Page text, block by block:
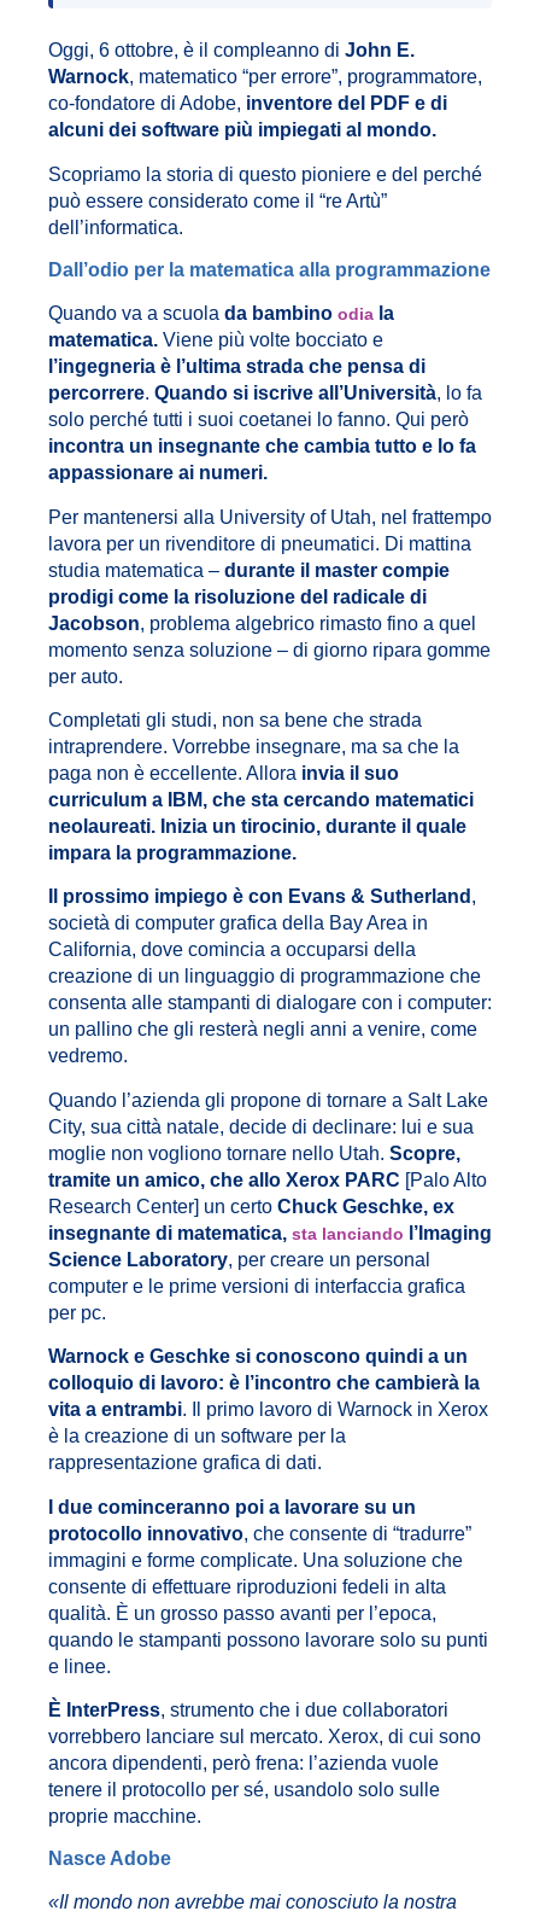
Oggi, 6 ottobre, è il compleanno di John E.
Warnock, matematico “per errore”, programmatore,
co-fondatore di Adobe, inventore del PDF e di
alcuni dei software più impiegati al mondo.
Scopriamo la storia di questo pioniere e del perché
può essere considerato come il “re Artù”
dell’informatica.
Dall’odio per la matematica alla programmazione
Quando va a scuola da bambino odia la
matematica. Viene più volte bocciato e
l’ingegneria è l’ultima strada che pensa di
percorrere. Quando si iscrive all’Università, lo fa
solo perché tutti i suoi coetanei lo fanno. Qui però
incontra un insegnante che cambia tutto e lo fa
appassionare ai numeri.
Per mantenersi alla University of Utah, nel frattempo
lavora per un rivenditore di pneumatici. Di mattina
studia matematica – durante il master compie
prodigi come la risoluzione del radicale di
Jacobson, problema algebrico rimasto fino a quel
momento senza soluzione – di giorno ripara gomme
per auto.
Completati gli studi, non sa bene che strada
intraprendere. Vorrebbe insegnare, ma sa che la
paga non è eccellente. Allora invia il suo
curriculum a IBM, che sta cercando matematici
neolaureati. Inizia un tirocinio, durante il quale
impara la programmazione.
Il prossimo impiego è con Evans & Sutherland ,
società di computer grafica della Bay Area in
California, dove comincia a occuparsi della
creazione di un linguaggio di programmazione che
consenta alle stampanti di dialogare con i computer:
un pallino che gli resterà negli anni a venire, come
vedremo.
Quando l’azienda gli propone di tornare a Salt Lake
City, sua città natale, decide di declinare: lui e sua
moglie non vogliono tornare nello Utah. Scopre,
tramite un amico, che allo Xerox PARC [Palo Alto
Research Center] un certo Chuck Geschke, ex
insegnante di matematica, sta lanciando l’Imaging
Science Laboratory, per creare un personal
computer e le prime versioni di interfaccia grafica
per pc.
Warnock e Geschke si conoscono quindi a un
colloquio di lavoro: è l’incontro che cambierà la
vita a entrambi. Il primo lavoro di Warnock in Xerox
è la creazione di un software per la
rappresentazione grafica di dati.
I due cominceranno poi a lavorare su un
protocollo innovativo, che consente di “tradurre”
immagini e forme complicate. Una soluzione che
consente di effettuare riproduzioni fedeli in alta
qualità. È un grosso passo avanti per l’epoca,
quando le stampanti possono lavorare solo su punti
e linee.
È InterPress, strumento che i due collaboratori
vorrebbero lanciare sul mercato. Xerox, di cui sono
ancora dipendenti, però frena: l’azienda vuole
tenere il protocollo per sé, usandolo solo sulle
proprie macchine.
Nasce Adobe
«Il mondo non avrebbe mai conosciuto la nostra